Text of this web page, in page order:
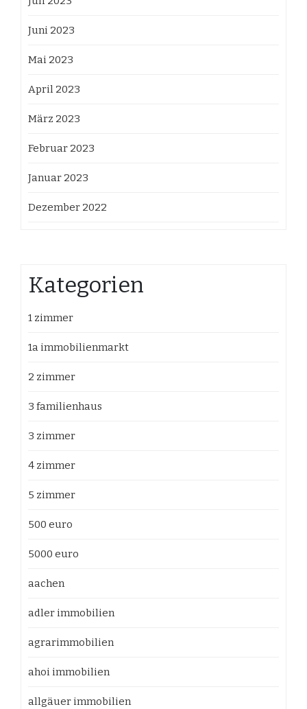
Juni 2023
Mai 2023
April 2023
März 2023
Februar 2023
Januar 2023
Dezember 2022
Kategorien
1 zimmer
1a immobilienmarkt
2 zimmer
3 familienhaus
3 zimmer
4 zimmer
5 zimmer
500 euro
5000 euro
aachen
adler immobilien
agrarimmobilien
ahoi immobilien
allgäuer immobilien